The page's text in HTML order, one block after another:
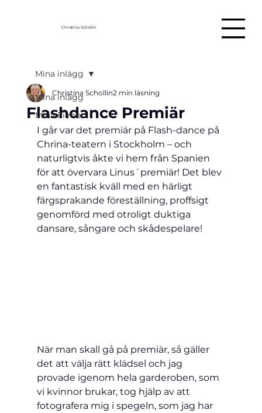
Christina Schollin
Mina inlägg
Mina Filmer
Mina inlägg
Flashdance Premiär
Christina Schollin2 min läsning
I går var det premiär på Flash-dance på
Chrina-teatern i Stockholm – och
naturligtvis åkte vi hem från Spanien
för att övervara Linus´premiär! Det blev
en fantastisk kväll med en härligt
färgsprakande föreställning, proffsigt
genomförd med otroligt duktiga
dansare, sångare och skådespelare!
När man skall gå på premiär, så gäller
det att välja rätt klädsel och jag
provade igenom hela garderoben, som
vi kvinnor brukar, tog hjälp av att
fotografera mig i spegeln, som jag har